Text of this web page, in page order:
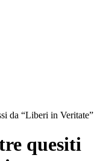
da “Liberi in Veritate”
quesiti